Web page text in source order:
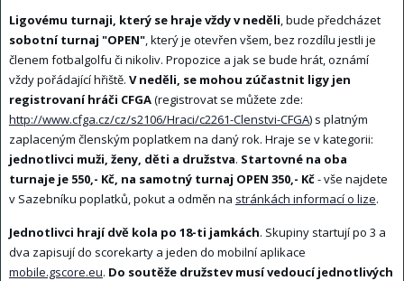
Ligovému turnaji, který se hraje vždy v neděli, bude předcházet
sobotní turnaj "OPEN", který je otevřen všem, bez rozdílu jestli je
členem fotbalgolfu či nikoliv. Propozice a jak se bude hrát, oznámí
vždy pořádající hřiště. V neděli, se mohou zúčastnit ligy jen
registrovaní hráči CFGA(registrovat se můžete zde:
http://www.cfga.cz/cz/s2106/Hraci/c2261-Clenstvi-CFGA) s platným
zaplaceným členským poplatkem na daný rok. Hraje se v kategorii:
jednotlivci muži, ženy, děti a družstva. Startovné na oba
turnaje je 550,- Kč, na samotný turnaj OPEN 350,- Kč- vše najdete
v Sazebníku poplatků, pokut a odměn na stránkách informací o lize.
Jednotlivci hrají dvě kola po 18-ti jamkách. Skupiny startují po 3 a
dva zapisují do scorekarty a jeden do mobilní aplikace
mobile.gscore.eu. Do soutěže družstev musí vedoucí jednotlivých